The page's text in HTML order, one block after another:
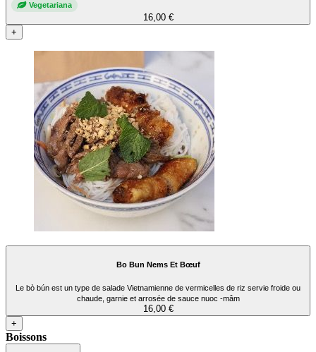
Vegetariana
16,00 €
+
Bo Bun Nems Et Bœuf
Le bò bún est un type de salade Vietnamienne de vermicelles de riz servie froide ou
chaude, garnie et arrosée de sauce nuoc -mâm
16,00 €
+
Boissons